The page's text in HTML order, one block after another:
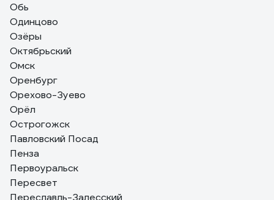
Обь
Одинцово
Озёры
Октябрьский
Омск
Оренбург
Орехово-Зуево
Орёл
Острогожск
Павловский Посад
Пенза
Первоуральск
Пересвет
Переславль-Залесский